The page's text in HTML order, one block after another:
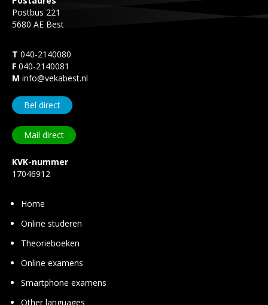
Postbus 221
5680 AE Best
T 040-2140080
F 040-2140081
M info@vekabest.nl
Bel direct
Mail direct
KVK-nummer
17046912
Home
Online studeren
Theorie­boeken
Online examens
Smart­phone examens
Other languages